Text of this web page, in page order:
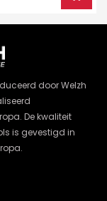
door Welzh
De kwaliteit
is gevestigd in